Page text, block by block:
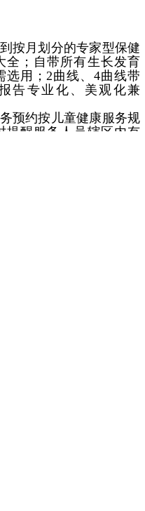
月划分的专家型保健
全；自带所有生长发育
选用；2曲线、4曲线带
告专业化、美观化兼
约按儿童健康服务规
提醒服务人员辖区内有